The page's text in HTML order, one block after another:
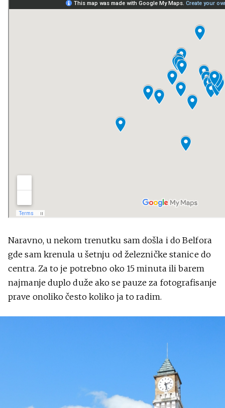
Naravno, u nekom trenutku sam došla i do Belfora
gde sam krenula u šetnju od železničke stanice do
centra. Za to je potrebno oko 15 minuta ili barem
najmanje duplo duže ako se pauze za fotografisanje
prave onoliko često koliko ja to radim.